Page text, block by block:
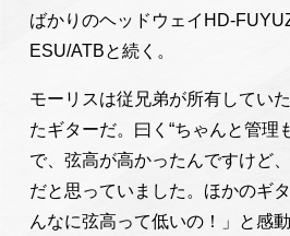
ばかりのヘッドウェイHD-
ESU/ATBと続く。
モーリスは従兄弟が所有してい
たギターだ。曰く“ちゃんと管理
で、弦高が高かったんですけど
だと思っていました。ほかのギ
んなに弦高って低いの！」と感